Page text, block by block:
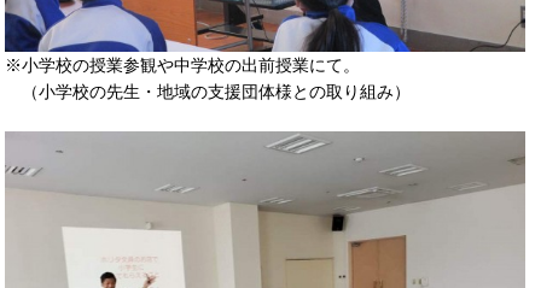
※小学校の授業参観や中学校の出前授業にて。
（小学校の先生・地域の支援団体様との取り組み）